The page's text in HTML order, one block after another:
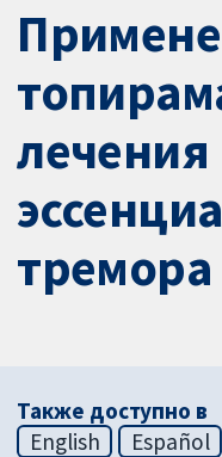
лечения
тремора
Также доступно в
English
Español